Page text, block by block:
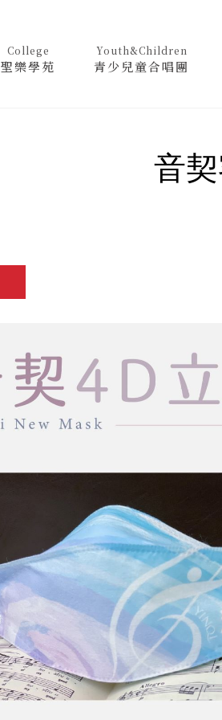
College
聖樂學苑
Youth&Children
青少兒童合唱團
音